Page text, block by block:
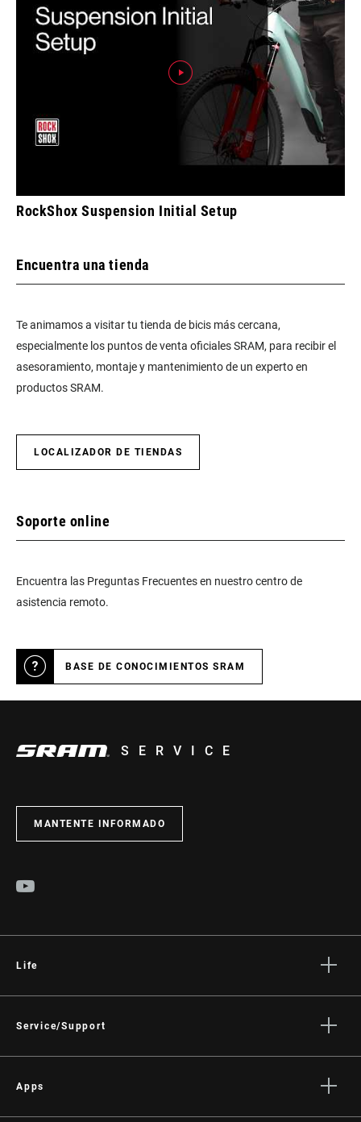
RockShox Suspension Initial Setup
Encuentra una tienda
Te animamos a visitar tu tienda de bicis más cercana,
especialmente los puntos de venta oficiales SRAM, para recibir el
asesoramiento, montaje y mantenimiento de un experto en
productos SRAM.
LOCALIZADOR DE TIENDAS
Soporte online
Encuentra las Preguntas Frecuentes en nuestro centro de
asistencia remoto.
BASE DE CONOCIMIENTOS SRAM
SERVICE
MANTENTE INFORMADO
Life
Cultura
Service/Support
Dealer Support
Apps